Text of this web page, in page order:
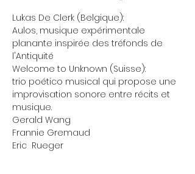
Lukas De Clerk (Belgique):
Aulos, musique expérimentale
planante inspirée des tréfonds de
l'Antiquité
Welcome to Unknown (Suisse):
trio poético musical qui propose une
improvisation sonore entre récits et
musique.
Gerald Wang
Frannie Gremaud
Eric  Rueger